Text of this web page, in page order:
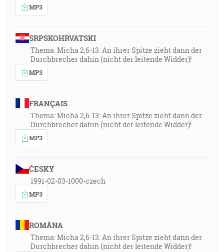
MP3
SRPSKOHRVATSKI
Thema: Micha 2,6-13: An ihrer Spitze zieht dann der
Durchbrecher dahin (nicht der leitende Widder)!
MP3
FRANÇAIS
Thema: Micha 2,6-13: An ihrer Spitze zieht dann der
Durchbrecher dahin (nicht der leitende Widder)!
MP3
ČESKY
1991-02-03-1000-czech
MP3
ROMÂNA
Thema: Micha 2,6-13: An ihrer Spitze zieht dann der
Durchbrecher dahin (nicht der leitende Widder)!